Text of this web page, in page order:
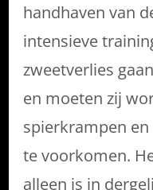
handhaven van
intensieve
zweetverlies
en moeten zij
spierkrampen
te voorkomen.
alleen is in